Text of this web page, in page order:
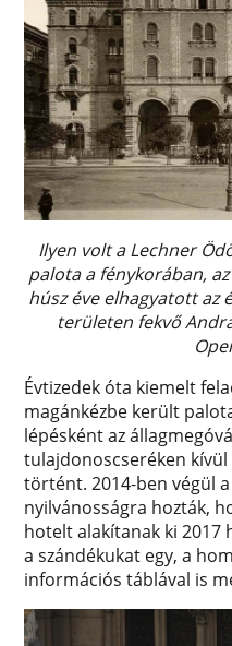
Ilyen volt a Lechner
palota a fénykorában,
húsz éve elhagyatott az
területen fekvő
Évtizedek óta kiemelt
magánkézbe került
lépésként az
tulajdonoscseréken
történt. 2014-ben végül
nyilvánosságra hozták,
hotelt alakítanak ki 2017
a szándékukat egy, a
információs táblával is